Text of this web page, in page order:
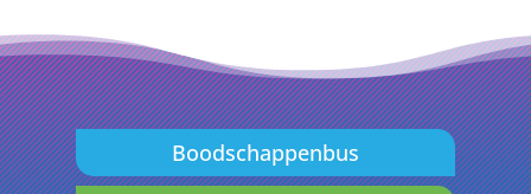
Boodschappenbus